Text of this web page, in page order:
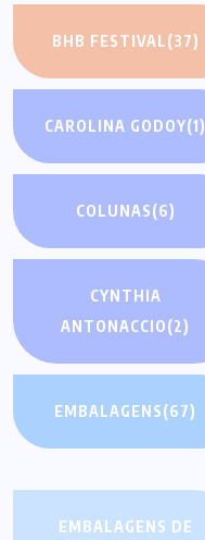
BHB FESTIVAL(37)
CAROLINA GODOY(1)
COLUNAS(6)
CYNTHIA
ANTONACCIO(2)
EMBALAGENS(67)
EMBALAGENS DE